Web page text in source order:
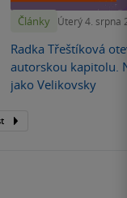
Články Úterý 4. srpna
Radka Třeštíková
autorskou kapitolu.
jako Velikovsky